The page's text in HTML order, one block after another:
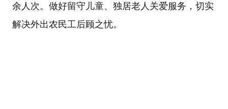
余人次。 做好留守儿童、 独居老人关爱服务，切实
解决外出农民工后顾之忧。